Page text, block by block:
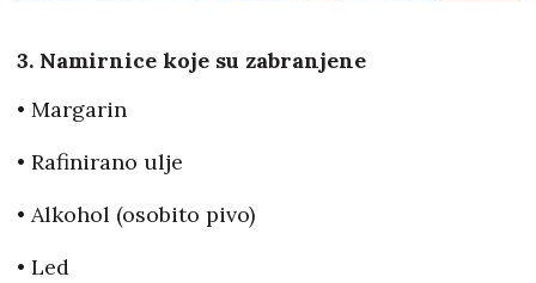
3. Namirnice koje su zabranjene
• Margarin
• Rafinirano ulje
• Alkohol (osobito pivo)
• Led